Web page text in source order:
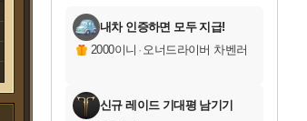
교환.
당첨되셨습니다.
당첨되셨습니다.
당첨되셨습니다.
당첨되셨습니다.
당첨되셨습니다.
당첨되셨습니다.
에디션 (스팀코드)를 교환.
당첨되셨습니다.
내차 인증하면 모두 지급!
2000이니 · 오너드라이버 차벤러
신규 레이드 기대평 남기기